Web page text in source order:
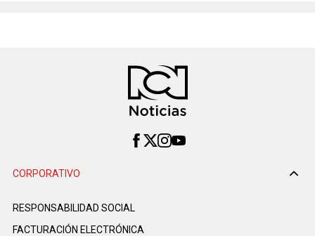
CORPORATIVO
RESPONSABILIDAD SOCIAL
FACTURACIÓN ELECTRÓNICA